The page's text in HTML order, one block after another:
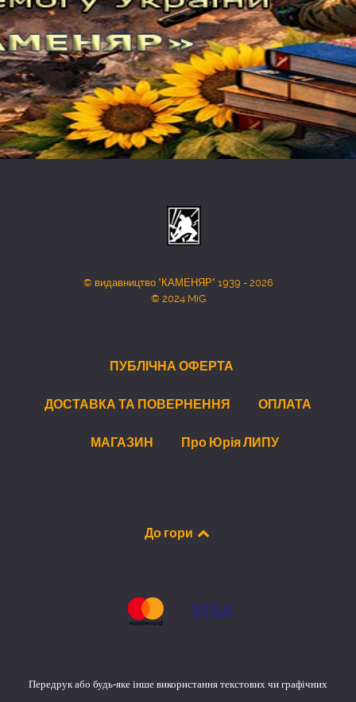
© видавництво "КАМЕНЯР" 1939 - 2026
© 2024 MiG
ПУБЛІЧНА ОФЕРТА
ДОСТАВКА ТА ПОВЕРНЕННЯ ОПЛАТА
МАГАЗИН Про Юрія ЛИПУ
До гори
Передрук або будь-яке інше використання текстових чи графічних